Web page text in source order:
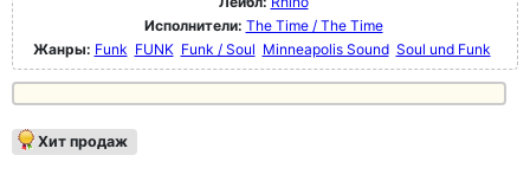
Исполнители: The Time / The Time
Жанры: Funk FUNK Funk / Soul Minneapolis Sound Soul und Funk
Хит продаж